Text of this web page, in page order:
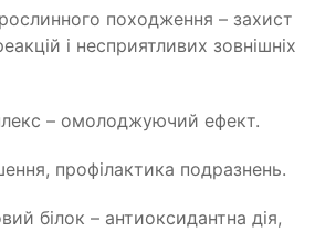
походження – захист
і несприятливих зовнішніх
– омолоджуючий ефект.
профілактика подразнень.
білок – антиоксидантна дія,